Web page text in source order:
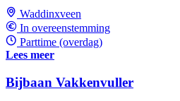
Waddinxveen
In overeenstemming
Parttime (overdag)
Lees meer
Bijbaan Vakkenvuller